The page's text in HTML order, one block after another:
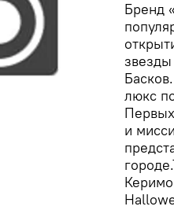
Бренд
люкс
и